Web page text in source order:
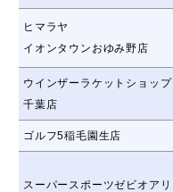
ヒマラヤ
イオンタウンおゆみ野店
ウインザーラケットショップ
千葉店
ゴルフ5稲毛園生店
スーパースポーツゼビオアリ